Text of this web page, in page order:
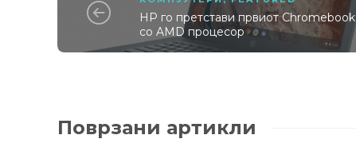
HP го претстави првиот Chromebook
со AMD процесор
Поврзани артикли